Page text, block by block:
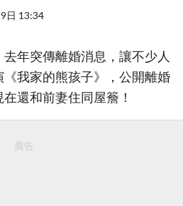
日 13:34
年突傳離婚消息，讓不少人
我家的熊孩子》，公開離婚
還和前妻住同屋簷！
廣告